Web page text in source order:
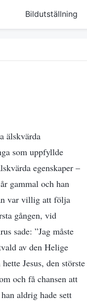
Bildutställning
älskvärda
som uppfyllde
egenskaper –
gammal och han
var villig att följa
gången, vid
sade: ”Jag måste
av den Helige
Jesus, den störste
och få chansen att
aldrig hade sett